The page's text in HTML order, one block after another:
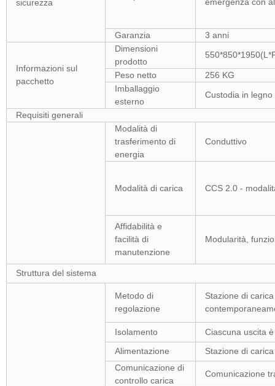
sicurezza
Garanzia 3 anni
Informazioni sul
pacchetto
Dimensioni
prodotto
Peso netto
256 KG
Imballaggio
esterno
Custodia in legno
Requisiti generali
Modalità di
trasferimento di
energia
Conduttivo
Modalità di carica CCS 2.0 -
Affidabilità e
facilità di
manutenzione
Modularità,
Struttura del sistema
Metodo di
regolazione
Stazione di
Isolamento
Ciascuna uscita
Alimentazione
Stazione di
Comunicazione di
controllo carica
Comunicazione